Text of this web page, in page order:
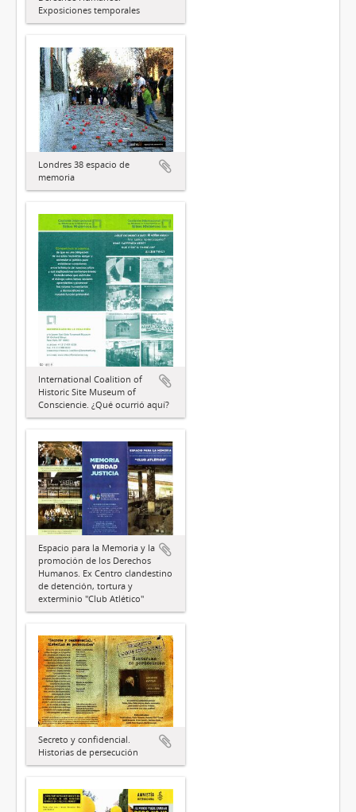
Exposiciones temporales
Londres 38 espacio de
memoria
International Coalition of
Historic Site Museum of
Consciencie. ¿Qué ocurrió aquí?
Espacio para la Memoria y la
promoción de los Derechos
Humanos. Ex Centro clandestino
de detención, tortura y
exterminio "Club Atlético"
Secreto y confidencial.
Historias de persecución